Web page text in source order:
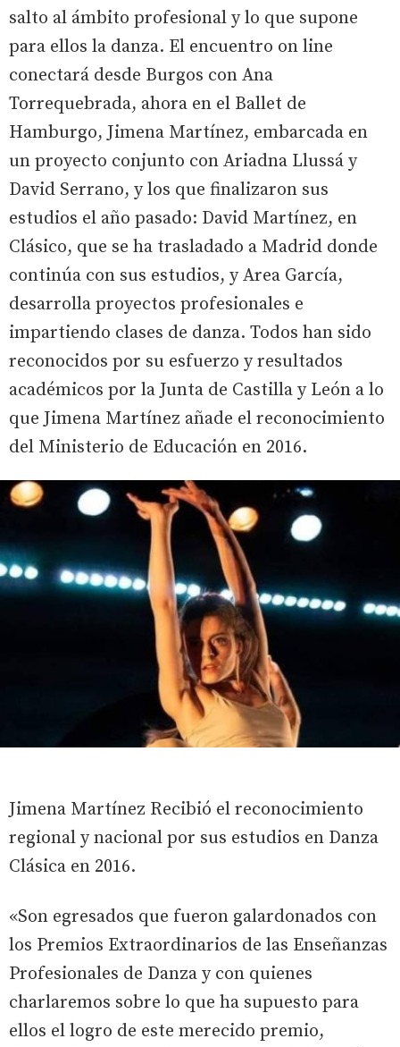
salto al ámbito profesional y lo que supone
para ellos la danza. El encuentro on line
conectará desde Burgos con Ana
Torrequebrada, ahora en el Ballet de
Hamburgo, Jimena Martínez, embarcada en
un proyecto conjunto con Ariadna Llussá y
David Serrano, y los que finalizaron sus
estudios el año pasado: David Martínez, en
Clásico, que se ha trasladado a Madrid donde
continúa con sus estudios, y Area García,
desarrolla proyectos profesionales e
impartiendo clases de danza. Todos han sido
reconocidos por su esfuerzo y resultados
académicos por la Junta de Castilla y León a lo
que Jimena Martínez añade el reconocimiento
del Ministerio de Educación en 2016.
Jimena Martínez Recibió el reconocimiento
regional y nacional por sus estudios en Danza
Clásica en 2016.
«Son egresados que fueron galardonados con
los Premios Extraordinarios de las Enseñanzas
Profesionales de Danza y con quienes
charlaremos sobre lo que ha supuesto para
ellos el logro de este merecido premio,